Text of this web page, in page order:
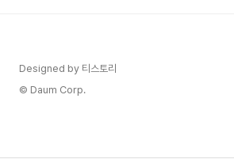
Designed by 티스토리
© Daum Corp.